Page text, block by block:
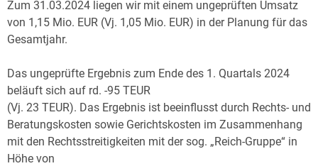
Zum 31.03.2024 liegen wir mit einem ungeprüften Umsatz
von 1,15 Mio. EUR (Vj. 1,05 Mio. EUR) in der Planung für das
Gesamtjahr.
Das ungeprüfte Ergebnis zum Ende des 1. Quartals 2024
beläuft sich auf rd. -95 TEUR
(Vj. 23 TEUR). Das Ergebnis ist beeinflusst durch Rechts- und
Beratungskosten sowie Gerichtskosten im Zusammenhang
mit den Rechtsstreitigkeiten mit der sog. „Reich-Gruppe“ in
Höhe von